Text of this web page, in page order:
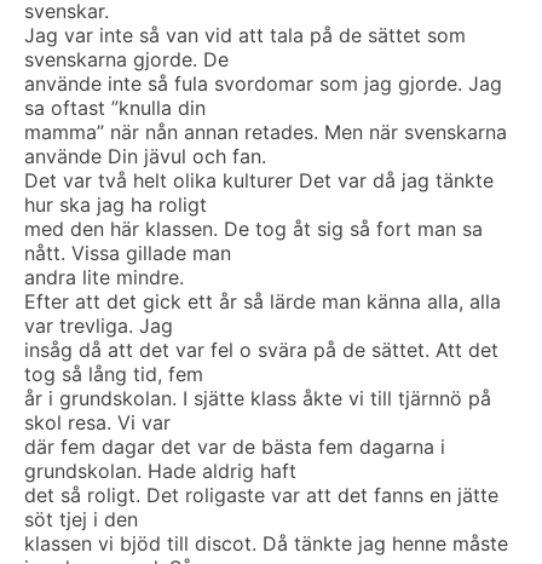
svenskar.
Jag var inte så van vid att tala på de sättet som
svenskarna gjorde. De
använde inte så fula svordomar som jag gjorde. Jag
sa oftast ”knulla din
mamma” när nån annan retades. Men när svenskarna
använde Din jävul och fan.
Det var två helt olika kulturer Det var då jag tänkte
hur ska jag ha roligt
med den här klassen. De tog åt sig så fort man sa
nått. Vissa gillade man
andra lite mindre.
Efter att det gick ett år så lärde man känna alla, alla
var trevliga. Jag
insåg då att det var fel o svära på de sättet. Att det
tog så lång tid, fem
år i grundskolan. I sjätte klass åkte vi till tjärnnö på
skol resa. Vi var
där fem dagar det var de bästa fem dagarna i
grundskolan. Hade aldrig haft
det så roligt. Det roligaste var att det fanns en jätte
söt tjej i den
klassen vi bjöd till discot. Då tänkte jag henne måste